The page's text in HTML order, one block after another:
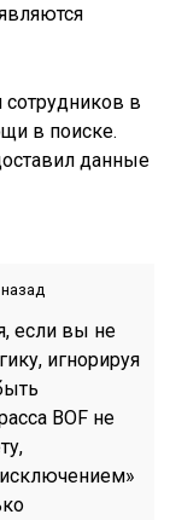
в
в поиске.
данные
если вы не
игнорируя
BOF не